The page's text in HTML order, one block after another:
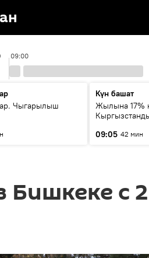
09:00
Чыгарылыш
Күн башат
Жылына 17%
кагаздарды
09:05 42 мин
Бишкеке с